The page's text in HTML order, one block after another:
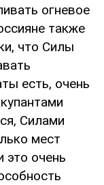
огневое
также
что Силы
есть, очень
Силами
мест
это очень